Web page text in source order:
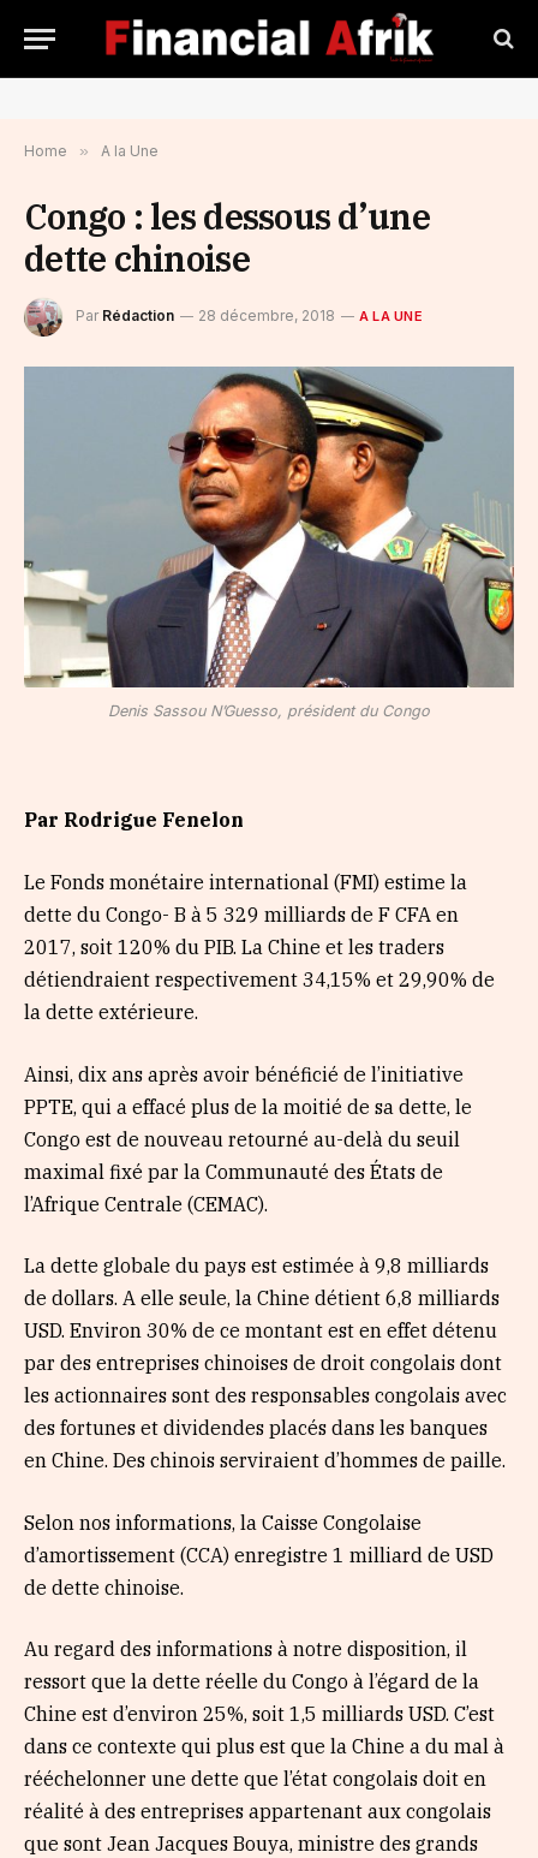
Home » A la Une
Congo : les dessous d’une
dette chinoise
Par Rédaction 28 décembre, 2018 A LA UNE
Denis Sassou N’Guesso, président du Congo
Par Rodrigue Fenelon
Le Fonds monétaire international (FMI) estime la
dette du Congo- B à 5 329 milliards de F CFA en
2017, soit 120% du PIB. La Chine et les traders
détiendraient respectivement 34,15% et 29,90% de
la dette extérieure.
Ainsi, dix ans après avoir bénéficié de l’initiative
PPTE, qui a effacé plus de la moitié de sa dette, le
Congo est de nouveau retourné au-delà du seuil
maximal fixé par la Communauté des États de
l’Afrique Centrale (CEMAC).
La dette globale du pays est estimée à 9,8 milliards
de dollars. A elle seule, la Chine détient 6,8 milliards
USD. Environ 30% de ce montant est en effet détenu
par des entreprises chinoises de droit congolais dont
les actionnaires sont des responsables congolais avec
des fortunes et dividendes placés dans les banques
en Chine. Des chinois serviraient d’hommes de paille.
Selon nos informations, la Caisse Congolaise
d’amortissement (CCA) enregistre 1 milliard de USD
de dette chinoise.
Au regard des informations à notre disposition, il
ressort que la dette réelle du Congo à l’égard de la
Chine est d’environ 25%, soit 1,5 milliards USD. C’est
dans ce contexte qui plus est que la Chine a du mal à
rééchelonner une dette que l’état congolais doit en
réalité à des entreprises appartenant aux congolais
que sont Jean Jacques Bouya, ministre des grands